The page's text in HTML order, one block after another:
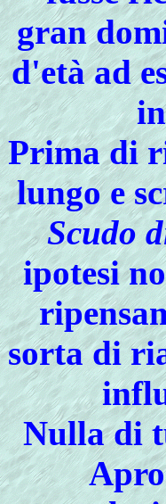
gran
d'età ad
Prima di
lungo e
Scudo
ipotesi
sorta di
Nulla di